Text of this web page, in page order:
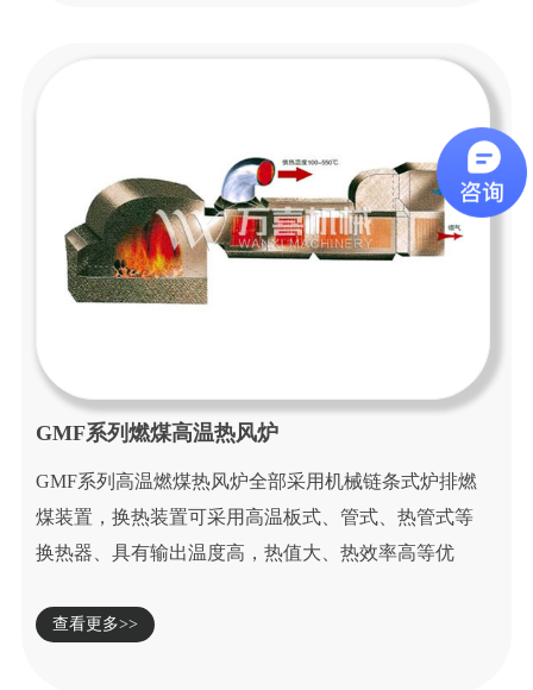
GMF系列燃煤高温热风炉
GMF系列高温燃煤热风炉全部采用机械链条式炉排燃
煤装置，换热装置可采用高温板式、管式、热管式等
换热器、具有输出温度高，热值大、热效率高等优
查看更多>>